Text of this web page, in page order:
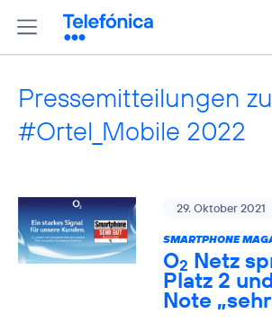
Pressemitteilungen
#Ortel_Mobile 2022
29. Oktober 2021
SMARTPHONE
O2 Netz
Platz 2
Note